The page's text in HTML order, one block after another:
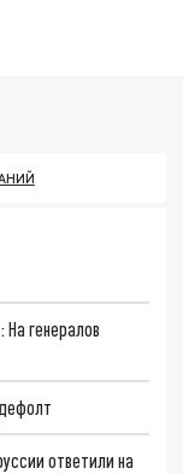
генералов
ответили на